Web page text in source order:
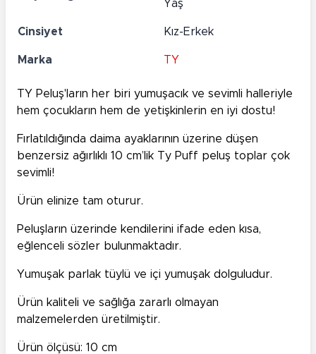
Yaş
Cinsiyet Kız-Erkek
Marka TY
TY Peluş'ların her biri yumuşacık ve sevimli halleriyle
hem çocukların hem de yetişkinlerin en iyi dostu!
Fırlatıldığında daima ayaklarının üzerine düşen
benzersiz ağırlıklı 10 cm’lik Ty Puff peluş toplar çok
sevimli!
Ürün elinize tam oturur.
Peluşların üzerinde kendilerini ifade eden kısa,
eğlenceli sözler bulunmaktadır.
Yumuşak parlak tüylü ve içi yumuşak dolguludur.
Ürün kaliteli ve sağlığa zararlı olmayan
malzemelerden üretilmiştir.
Ürün ölçüsü: 10 cm